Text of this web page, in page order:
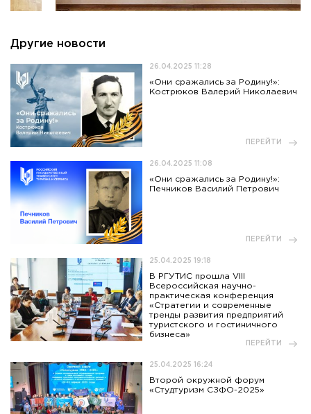
Другие новости
26.04.2025 11:28
«Они сражались за Родину!»:
Кострюков Валерий Николаевич
ПЕРЕЙТИ
26.04.2025 11:08
«Они сражались за Родину!»:
Печников Василий Петрович
ПЕРЕЙТИ
25.04.2025 19:18
В РГУТИС прошла VIII
Всероссийская научно-
практическая конференция
«Стратегии и современные
тренды развития предприятий
туристского и гостиничного
бизнеса»
ПЕРЕЙТИ
25.04.2025 16:24
Второй окружной форум
«Студтуризм СЗФО-2025»